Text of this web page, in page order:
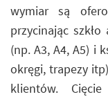
wymiar są
przycinając
(np. A3, A4, A5) i
okręgi, trapezy
klientów.